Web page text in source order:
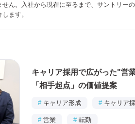
ん。入社から現在に至るまで、 サントリー
ます。
キャリア採用で広がった"営
「相手起点」の価値提案
# キャリア形成 # キャリア
# 営業 # 転勤